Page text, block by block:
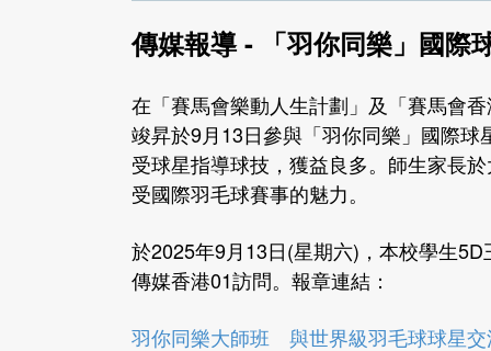
傳媒報導 - 「羽你同樂」國際
在「賽馬會樂動人生計劃」及「賽馬會
竣昇於9月13日參與「羽你同樂」國際
受球星指導球技，獲益良多。師生家長
受國際羽毛球賽事的魅力。
於2025年9月13日(星期六)，本校學生
傳媒香港01訪問。報章連結：
羽你同樂大師班 與世界級羽毛球球星